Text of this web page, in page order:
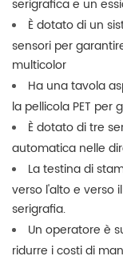
serigrafica e un
È dotato di un
sensori per
multicolor
Ha una tavola
la pellicola PET
È dotato di tre
automatica nelle
La testina di
verso l'alto e verso
serigrafia.
Un operatore è
ridurre i costi di